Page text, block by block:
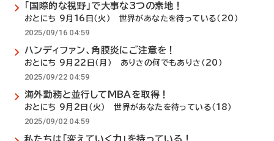
「国際的な視野」で大事な3つの素地！
おとにち 9月16日（火） 世界があなたを待っている（20）
2025/09/16 04:59
ハンディファン、角膜炎にご注意を！
おとにち 9月22日（月） ありさの何でもありさ（20）
2025/09/22 04:59
海外勤務と並行してMBAを取得！
おとにち 9月2日（火） 世界があなたを待っている（18）
2025/09/02 04:59
私たちは「変えていく力」を持っている！